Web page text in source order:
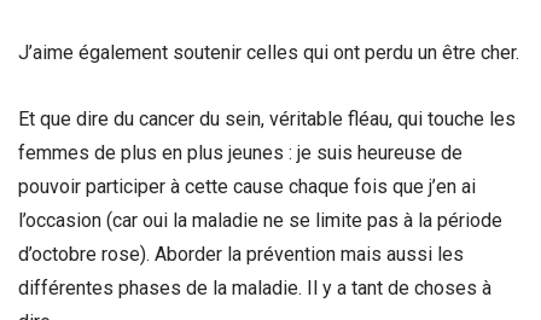
J’aime également soutenir celles qui ont perdu un être cher.
Et que dire du cancer du sein, véritable fléau, qui touche les
femmes de plus en plus jeunes : je suis heureuse de
pouvoir participer à cette cause chaque fois que j’en ai
l’occasion (car oui la maladie ne se limite pas à la période
d’octobre rose). Aborder la prévention mais aussi les
différentes phases de la maladie. Il y a tant de choses à